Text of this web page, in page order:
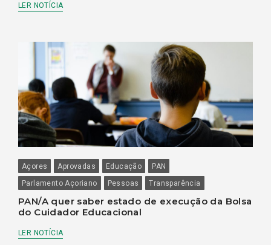
LER NOTÍCIA
Açores Aprovadas Educação
PAN
Parlamento Açoriano
Pessoas Transparência
PAN/A quer saber estado de execução da Bolsa
do Cuidador Educacional
LER NOTÍCIA